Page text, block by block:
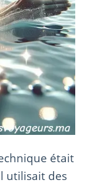
était
utilisait des